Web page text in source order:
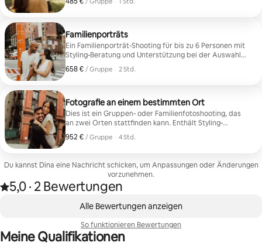
Familienporträts
Ein Familienporträt-Shooting für bis zu 6 Personen mit
Styling-Beratung und Unterstützung bei der Auswahl
des Ortes. Begrenzt auf 6 Personen. Du erhältst
35 digitale Bilder.
658 € / Gruppe
658 € pro Gruppe
, · 2 Std.
Fotografie an einem bestimmten Ort
Dies ist ein Gruppen- oder Familienfotoshooting, das
an zwei Orten stattfinden kann. Enthält Styling-
Anleitungen für alle und Hilfe bei der Auswahl des
Ortes. Du erhältst 60 digitale Bilder.
952 € / Gruppe
952 € pro Gruppe
, · 4 Std.
Du kannst Dina eine Nachricht schicken, um Anpassungen oder Änderungen
vorzunehmen.
Mit 5,0 von 5 Sternen bewertet, basierend auf 2 Bewertungen
5,0
, · 2 Bewertungen
Alle Bewertungen anzeigen
So funktionieren Bewertungen
Meine Qualifikationen